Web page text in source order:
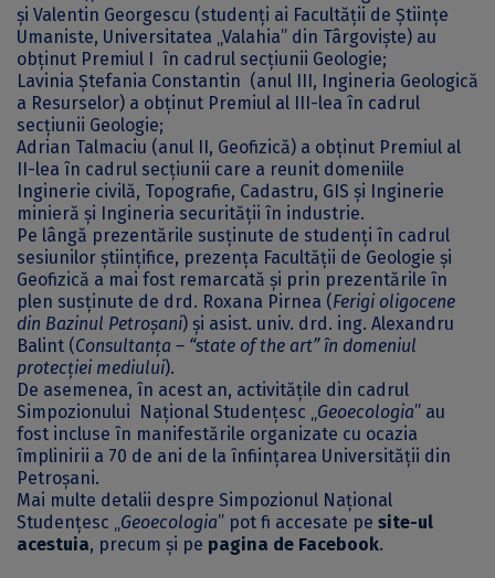
și Valentin Georgescu (studenți ai Facultății de Științe
Umaniste, Universitatea „Valahia” din Târgoviște) au
obținut Premiul I în cadrul secțiunii Geologie;
Lavinia Ștefania Constantin (anul III, Ingineria Geologică
a Resurselor) a obținut Premiul al III-lea în cadrul
secțiunii Geologie;
Adrian Talmaciu (anul II, Geofizică) a obținut Premiul al
II-lea în cadrul secțiunii care a reunit domeniile
Inginerie civilă, Topografie, Cadastru, GIS și Inginerie
minieră și Ingineria securității în industrie.
Pe lângă prezentările susținute de studenți în cadrul
sesiunilor științifice, prezența Facultății de Geologie și
Geofizică a mai fost remarcată și prin prezentările în
plen susținute de drd. Roxana Pirnea (Ferigi oligocene
din Bazinul Petroșani) și asist. univ. drd. ing. Alexandru
Balint (Consultanța – “state of the art” în domeniul
protecției mediului).
De asemenea, în acest an, activitățile din cadrul
Simpozionului Național Studențesc „Geoecologia” au
fost incluse în manifestările organizate cu ocazia
împlinirii a 70 de ani de la înființarea Universității din
Petroșani.
Mai multe detalii despre Simpozionul Național
Studențesc „Geoecologia” pot fi accesate pe site-ul
acestuia, precum și pe pagina de Facebook.